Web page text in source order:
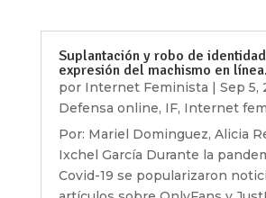
Suplantación y robo de
expresión del machismo en
por Internet Feminista | Sep 5,
Defensa online, IF, Internet
Por: Mariel Dominguez, Alicia
Ixchel García Durante la
Covid-19 se popularizaron